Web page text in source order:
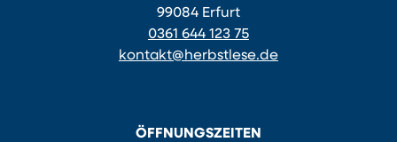
99084 Erfurt
0361 644 123 75
kontakt@herbstlese.de
ÖFFNUNGSZEITEN